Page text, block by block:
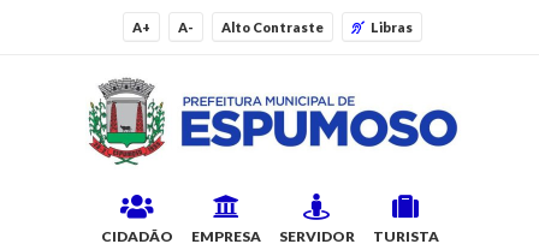
A+ A- Alto Contraste Libras
CIDADÃO EMPRESA SERVIDOR TURISTA